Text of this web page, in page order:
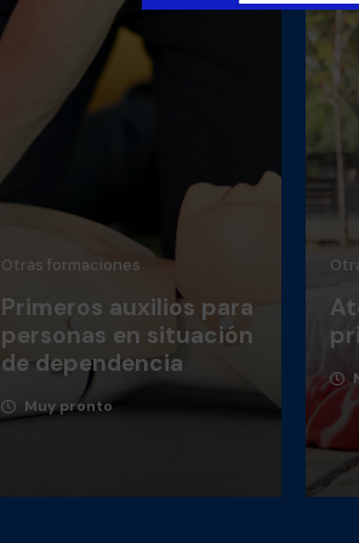
Otras formaciones
Primeros auxilios para
personas en situación
de dependencia
 Muy pronto
